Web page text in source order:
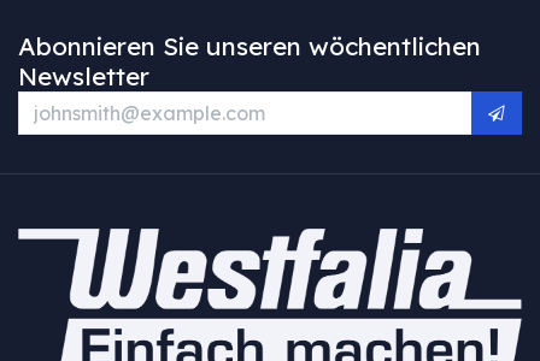
Abonnieren Sie unseren wöchentlichen
Newsletter